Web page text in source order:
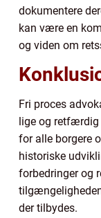
dokumentere
kan være en
og viden om
Fri proces
lige og
for alle borgere
historiske
forbedringer og
der tilbydes.